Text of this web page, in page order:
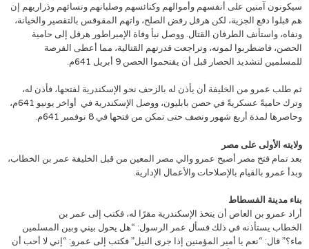
سيكونون آمنين على أنفسهم وأموالهم وكنائسهم وصلبانهم ونسائهم وذراريهم إن
هم قبلوا دفع الجزية، لكن هرقل رفض الصلح، واتهم المقوقس بالتقصير والخيانة،
ونفاه، واستأنف الطرفان القتال. ووصل نبأ وفاة الإمبراطور هرقل إلى حامية
الحصن، فاضطربوا لموته، وتراجعت قدرتهم القتالية، مما أعطى الفرصة
للمسلمين لتشديد الحصار قبل أن يقتحموا الحصن 9 أبريل 641م.
ثم طلب عمرو من الخليفة أن يأذن له بالزحف نحو الإسكندرية لفتحها، فأذن له،
وترك حاميةً عسكريةً في حصن بابليون، ووصل الإسكندرية في أواخر يونيو 641م،
وحاصرها لمدة أربع شهور ونصف حتى تمكن من فتحها في 8 نوفمبر 641م.
ولايته الأولى على مصر
بعد تمام فتح مصر أصبح عمرو والي مصر المعين من قبل الخليفة عمر بن الخطاب،
وبدأ عمرو بالقيام بالإصلاحات والأعمال الإدارية.
بناء مدينة الفسطاط
أراد عمرو بن العاص أن يتخذ الإسكندرية مقرًا له، فكتب إلى عمر بن
الخطاب يستأذنه في ذلك فسأل عمر الرسول: “هل يحول بيني وبين المسلمين
ماء؟” قال: “نعم يا أمير المؤمنين إذا جرى النيل” فكتب إلى عمرو: “إني لا أحب أن